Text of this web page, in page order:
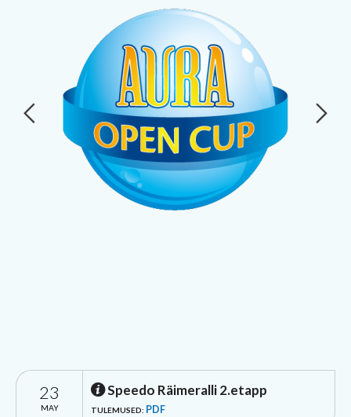
23
MAY
Speedo Räimeralli 2.etapp
TULEMUSED: PDF